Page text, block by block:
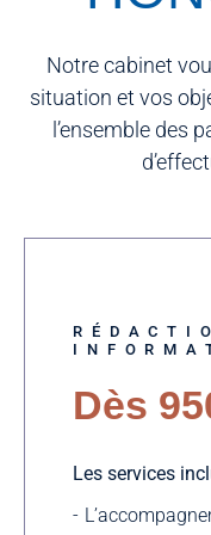
Notre cabinet
situation et vos
l’ensemble des
Dès
Les services